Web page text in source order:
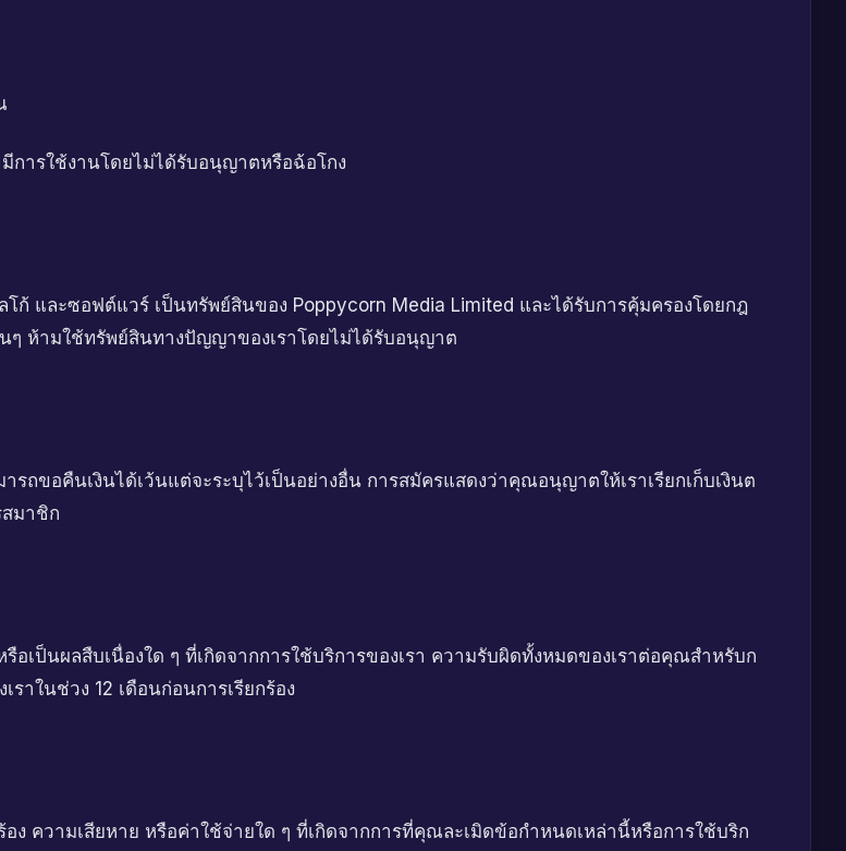
การใช้งานโดยไม่ได้รับอนุญาตหรือฉ้อโกง
ก้ และซอฟต์แวร์ เป็นทรัพย์สินของ Poppycorn Media Limited และได้รับการคุ้มครองโดยกฎ
ห้ามใช้ทรัพย์สินทางปัญญาของเราโดยไม่ได้รับอนุญาต
ถขอคืนเงินได้เว้นแต่จะระบุไว้เป็นอย่างอื่น การสมัครแสดงว่าคุณอนุญาตให้เราเรียกเก็บเงินต
มาชิก
เป็นผลสืบเนื่องใด ๆ ที่เกิดจากการใช้บริการของเรา ความรับผิดทั้งหมดของเราต่อคุณสำหรับก
าในช่วง 12 เดือนก่อนการเรียกร้อง
ง ความเสียหาย หรือค่าใช้จ่ายใด ๆ ที่เกิดจากการที่คุณละเมิดข้อกำหนดเหล่านี้หรือการใช้บริก